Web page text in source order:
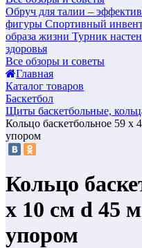
Обруч для талии –
фигуры Спортивный
образа жизни Турник
здоровья
Все обзоры и советы
Главная
Каталог товаров
Баскетбол
Щиты баскетбольные,
Кольцо баскетбольное 59 х
упором
Кольцо
х 10 см d 45
упором